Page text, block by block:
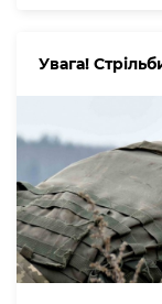
Увага!